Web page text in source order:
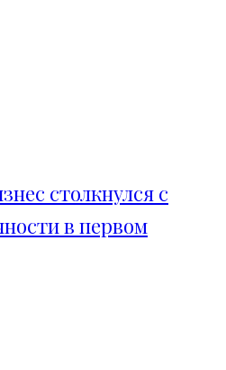
столкнулся с
в первом